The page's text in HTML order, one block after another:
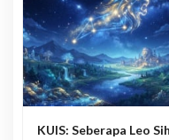
KUIS: Seberapa Leo Sih